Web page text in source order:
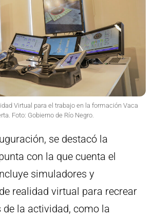
Virtual para el trabajo en la formación Vaca
Foto: Gobierno de Río Negro.
se destacó la
con la que cuenta el
simuladores y
realidad virtual para recrear
la actividad, como la